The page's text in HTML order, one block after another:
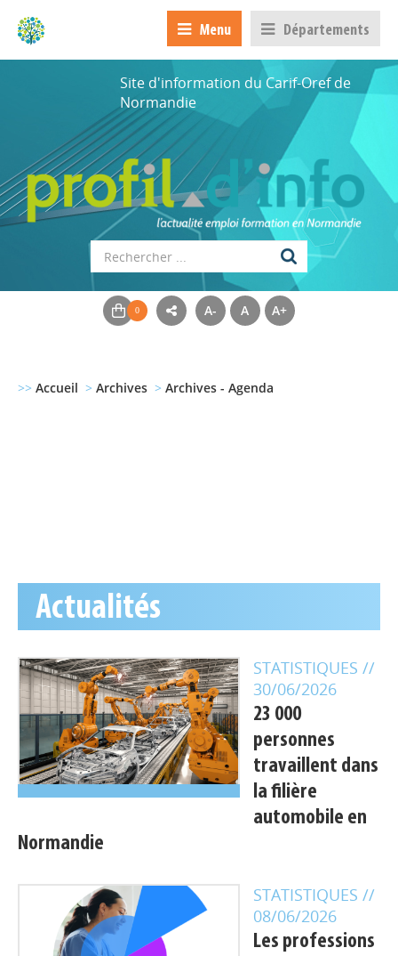
Menu Départements
Site d'information du Carif-Oref de
Normandie
A- A A+
>> Accueil > Archives > Archives - Agenda
Actualités
STATISTIQUES //
30/06/2026
23 000
personnes
travaillent dans
la filière
automobile en
Normandie
STATISTIQUES //
08/06/2026
Les professions